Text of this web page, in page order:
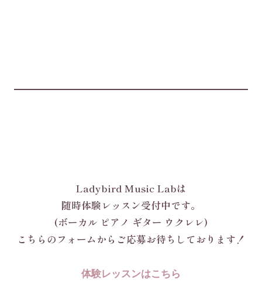
Ladybird Music Labは
随時体験レッスン受付中です。
(ボーカル ピアノ ギター ウクレレ)
こちらのフォームからご応募お待ちしております！
体験レッスンはこちら